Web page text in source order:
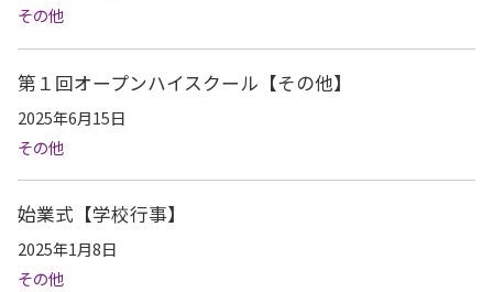
その他
第１回オープンハイスクール【その他】
2025年6月15日
その他
始業式【学校行事】
2025年1月8日
その他